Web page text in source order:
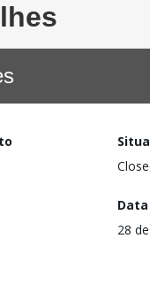
28